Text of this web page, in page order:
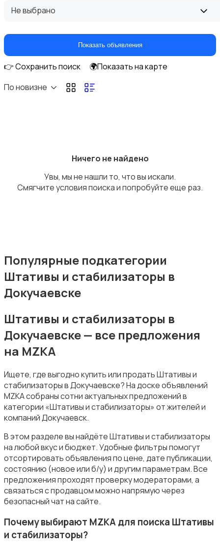
Фотовспышки
Студийное оборудование
Цифровые фоторамки
Бинокли и оптические приборы
Не выбрано
Показать объявления
👉 Сохранить поиск
🌍Показать на карте
По новизне
Ничего не найдено
Увы, мы не нашли то, что вы искали.
Смягчите условия поиска и попробуйте еще раз.
Популярные подкатегории
Штативы и стабилизаторы в
Докучаевске
Штативы и стабилизаторы в
Докучаевске — все предложения
на MZKA
Ищете, где выгодно купить или продать Штативы и
стабилизаторы в Докучаевске? На доске объявлений
MZKA собраны сотни актуальных предложений в
категории «Штативы и стабилизаторы» от жителей и
компаний Докучаевск.
В этом разделе вы найдёте Штативы и стабилизаторы
на любой вкус и бюджет. Удобные фильтры помогут
отсортировать объявления по цене, дате публикации,
состоянию (новое или б/у) и другим параметрам. Все
предложения проходят проверку модераторами, а
связаться с продавцом можно напрямую через
безопасный чат на сайте.
Почему выбирают MZKA для поиска Штативы
и стабилизаторы?